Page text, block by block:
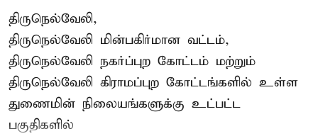
திருநெல்வேலி,
திருநெல்வேலி மின்பகிர்மான வட்டம்,
திருநெல்வேலி நகர்ப்புற கோட்டம் மற்றும்
திருநெல்வேலி கிராமப்புற கோட்டங்களில் உள்ள
துணைமின் நிலையங்களுக்கு உட்பட்ட
பகுதிகளில்